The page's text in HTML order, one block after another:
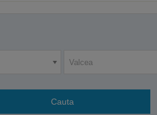
Valcea